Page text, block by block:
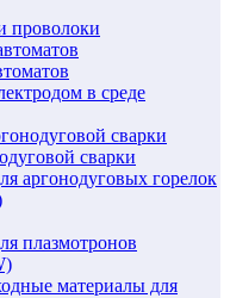
проволоки
в среде
сварки
сварки
аргонодуговых горелок
плазмотронов
материалы для